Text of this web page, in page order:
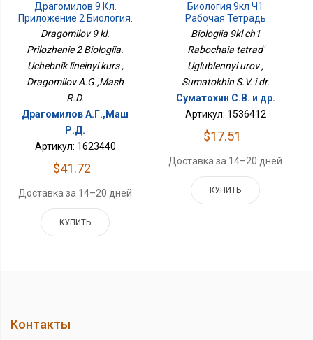
Драгомилов 9 Кл.
Приложение 2 Биология.
Учебник Линейный Курс
Dragomilov 9 kl.
Prilozhenie 2 Biologiia.
Uchebnik lineinyi kurs ,
Dragomilov A.G.,Mash
R.D.
Драгомилов А.Г.,Маш
Р.Д.
Артикул: 1623440
$41.72
Доставка за 14–20 дней
КУПИТЬ
Биология 9кл Ч1
Рабочая Тетрадь
Углублённый Уров
Biologiia 9kl ch1
Rabochaia tetrad'
Uglublennyi urov ,
Sumatokhin S.V. i dr.
Суматохин С.В. и др.
Артикул: 1536412
$17.51
Доставка за 14–20 дней
КУПИТЬ
Контакты